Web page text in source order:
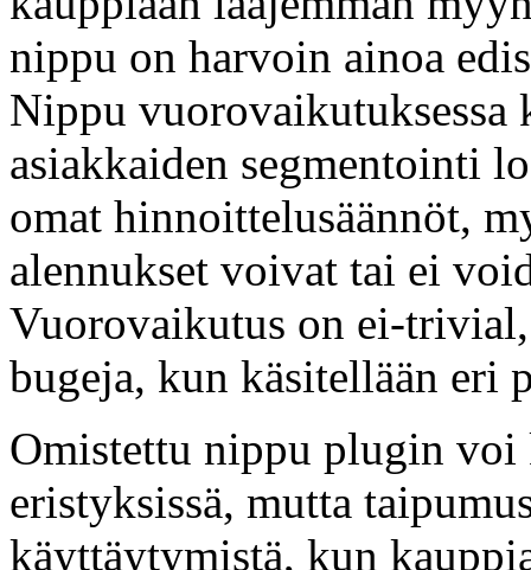
nippu on harvoin ainoa
Nippu vuorovaikutuksessa
asiakkaiden segmentointi
omat hinnoittelusäännöt,
alennukset voivat tai ei
Vuorovaikutus on ei-
bugeja, kun käsitellään eri
Omistettu nippu plugin
eristyksissä, mutta
käyttäytymistä, kun